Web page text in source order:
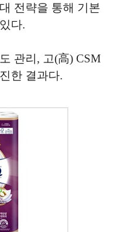
전략을 통해 기본
다.
관리, 고(高) CSM
한 결과다.